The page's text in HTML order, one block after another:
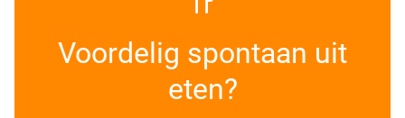
Voordelig spontaan uit
eten?